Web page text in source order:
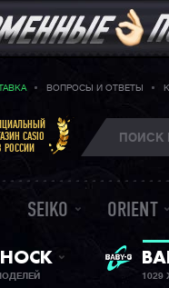
ВОПРОСЫ И ОТВЕТЫ
CASIO
РОССИИ
SEIKO ORIENT
1029